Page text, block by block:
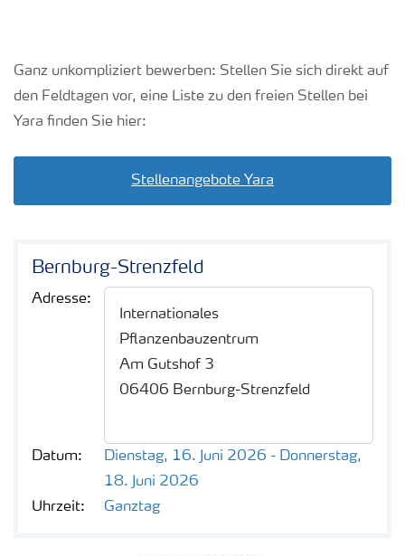
Ganz unkompliziert bewerben: Stellen Sie sich direkt auf
den Feldtagen vor, eine Liste zu den freien Stellen bei
Yara finden Sie hier:
Stellenangebote Yara
Bernburg-Strenzfeld
Adresse:
Internationales
Pflanzenbauzentrum
Am Gutshof 3
06406 Bernburg-Strenzfeld
Datum:
Dienstag, 16. Juni 2026 - Donnerstag,
18. Juni 2026
Uhrzeit:
Ganztag